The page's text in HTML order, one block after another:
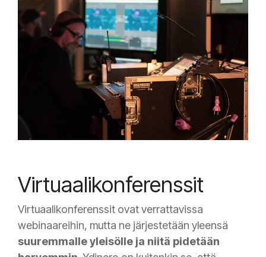
Virtuaalikonferenssit
Virtuaalikonferenssit ovat verrattavissa
webinaareihin, mutta ne järjestetään yleensä
suuremmalle yleisölle ja niitä pidetään